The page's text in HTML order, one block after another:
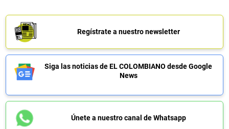
Regístrate a nuestro newsletter
Siga las noticias de EL COLOMBIANO desde Google
News
Únete a nuestro canal de Whatsapp